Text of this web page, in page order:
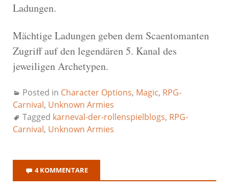
Ladungen.
Mächtige Ladungen geben dem Scaentomanten
Zugriff auf den legendären 5. Kanal des
jeweiligen Archetypen.
Posted in Character Options, Magic, RPG-
Carnival, Unknown Armies
Tagged karneval-der-rollenspielblogs, RPG-
Carnival, Unknown Armies
4 KOMMENTARE